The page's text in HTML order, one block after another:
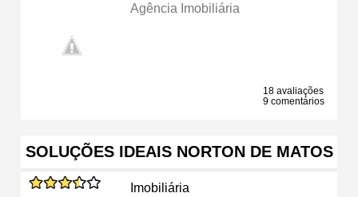
Agência Imobiliária
18 avaliações
9 comentários
SOLUÇÕES IDEAIS NORTON DE MATOS
Imobiliária